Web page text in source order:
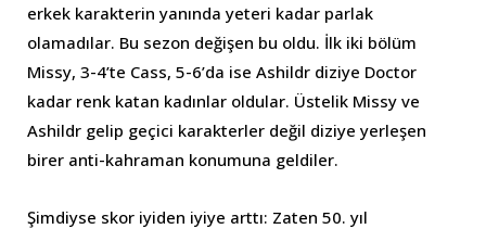
erkek karakterin yanında yeteri kadar parlak
olamadılar. Bu sezon değişen bu oldu. İlk iki bölüm
Missy, 3-4’te Cass, 5-6’da ise Ashildr diziye Doctor
kadar renk katan kadınlar oldular. Üstelik Missy ve
Ashildr gelip geçici karakterler değil diziye yerleşen
birer anti-kahraman konumuna geldiler.
Şimdiyse skor iyiden iyiye arttı: Zaten 50. yıl